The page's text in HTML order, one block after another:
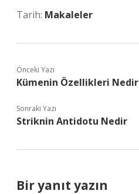
Tarih: Makaleler
Önceki Yazı
Kümenin Özellikleri Nedir
Sonraki Yazı
Striknin Antidotu Nedir
Bir yanıt yazın